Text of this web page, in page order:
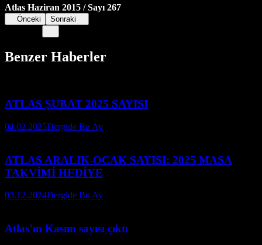
Atlas Haziran 2015 / Sayı 267
Önceki Sonraki
Benzer Haberler
ATLAS ŞUBAT 2025 SAYISI
04.02.2025Dergide Bu Ay
ATLAS ARALIK-OCAK SAYISI: 2025 MASA
TAKVİMİ HEDİYE
03.12.2024Dergide Bu Ay
Atlas’ın Kasım sayısı çıktı